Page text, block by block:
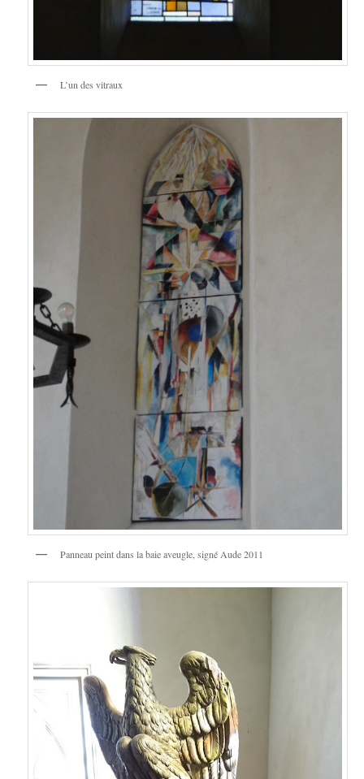
L’un des vitraux
Panneau peint dans la baie aveugle, signé Aude 2011